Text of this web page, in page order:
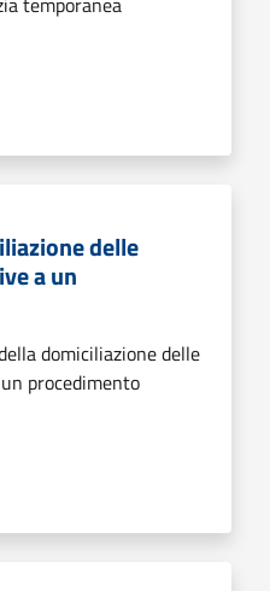
delle
a un
domiciliazione delle
procedimento